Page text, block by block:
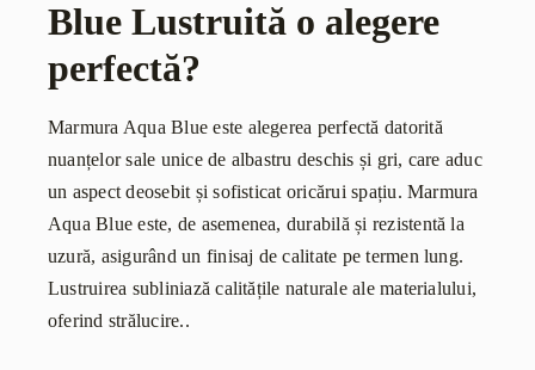
Blue Lustruită o alegere
perfectă?
Marmura Aqua Blue este alegerea perfectă datorită
nuanțelor sale unice de albastru deschis și gri, care aduc
un aspect deosebit și sofisticat oricărui spațiu. Marmura
Aqua Blue este, de asemenea, durabilă și rezistentă la
uzură, asigurând un finisaj de calitate pe termen lung.
Lustruirea subliniază calitățile naturale ale materialului,
oferind strălucire..